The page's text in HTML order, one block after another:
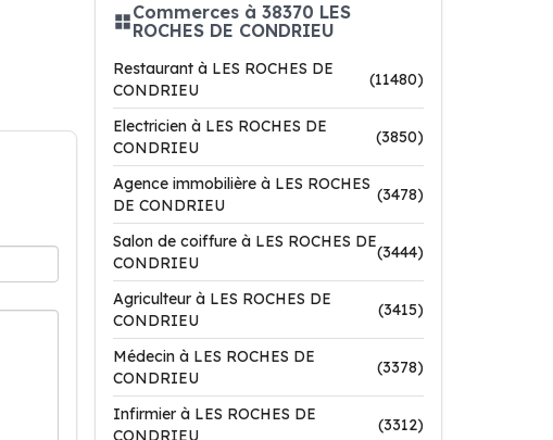
Commerces à 38370 LES
ROCHES DE CONDRIEU
Restaurant à LES ROCHES DE
CONDRIEU
(11480)
Electricien à LES ROCHES DE
CONDRIEU
(3850)
Agence immobilière à LES ROCHES
DE CONDRIEU
(3478)
Salon de coiffure à LES ROCHES DE
CONDRIEU
(3444)
Agriculteur à LES ROCHES DE
CONDRIEU
(3415)
Médecin à LES ROCHES DE
CONDRIEU
(3378)
Infirmier à LES ROCHES DE
CONDRIEU
(3312)